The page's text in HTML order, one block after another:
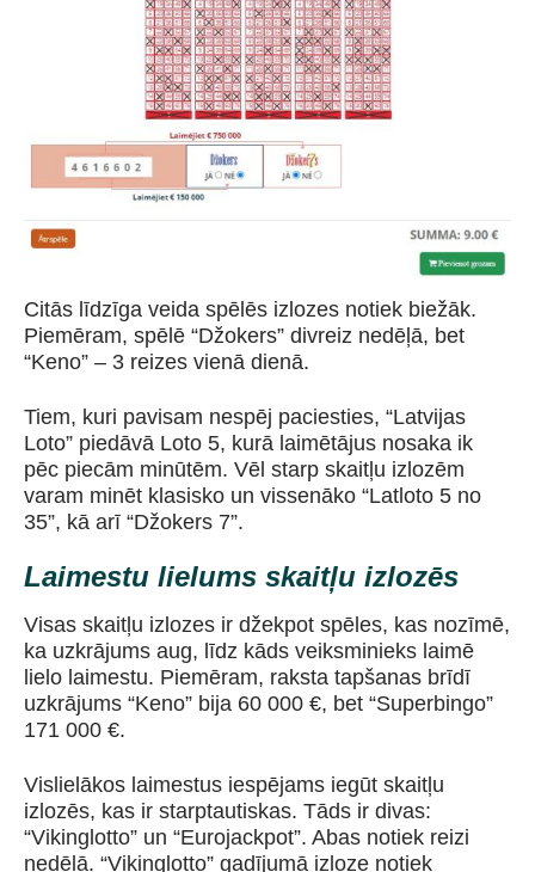
Citās līdzīga veida spēlēs izlozes notiek biežāk.
Piemēram, spēlē “Džokers” divreiz nedēļā, bet
“Keno” – 3 reizes vienā dienā.
Tiem, kuri pavisam nespēj paciesties, “Latvijas
Loto” piedāvā Loto 5, kurā laimētājus nosaka ik
pēc piecām minūtēm. Vēl starp skaitļu izlozēm
varam minēt klasisko un vissenāko “Latloto 5 no
35”, kā arī “Džokers 7”.
Laimestu lielums skaitļu izlozēs
Visas skaitļu izlozes ir džekpot spēles, kas nozīmē,
ka uzkrājums aug, līdz kāds veiksminieks laimē
lielo laimestu. Piemēram, raksta tapšanas brīdī
uzkrājums “Keno” bija 60 000 €, bet “Superbingo”
171 000 €.
Vislielākos laimestus iespējams iegūt skaitļu
izlozēs, kas ir starptautiskas. Tāds ir divas:
“Vikinglotto” un “Eurojackpot”. Abas notiek reizi
nedēļā. “Vikinglotto” gadījumā izloze notiek